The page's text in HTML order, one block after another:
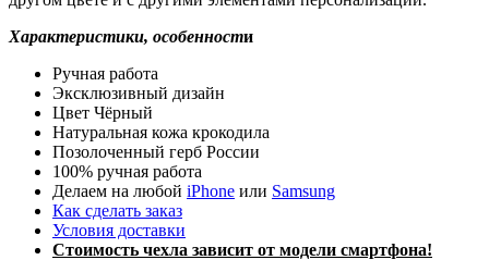
Характеристики, особенности
Ручная работа
Эксклюзивный дизайн
Цвет Чёрный
Натуральная кожа крокодила
Позолоченный герб России
100% ручная работа
Делаем на любой iPhone или Samsung
Как сделать заказ
Условия доставки
Стоимость чехла зависит от модели смартфона!